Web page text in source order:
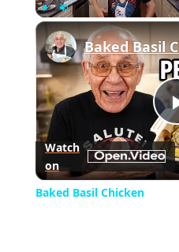
Watch
on
Baked Basil Chicken